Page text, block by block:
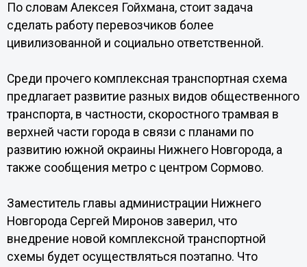
По словам Алексея Гойхмана, стоит задача
сделать работу перевозчиков более
цивилизованной и социально ответственной.
Среди прочего комплексная транспортная схема
предлагает развитие разных видов общественного
транспорта, в частности, скоростного трамвая в
верхней части города в связи с планами по
развитию южной окраины Нижнего Новгорода, а
также сообщения метро с центром Сормово.
Заместитель главы администрации Нижнего
Новгорода Сергей Миронов заверил, что
внедрение новой комплексной транспортной
схемы будет осуществляться поэтапно. Что